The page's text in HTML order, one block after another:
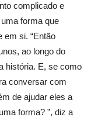
complicado e
forma que
em si. “Então
ao longo do
história. E, se como
conversar com
de ajudar eles a
forma? ”, diz a